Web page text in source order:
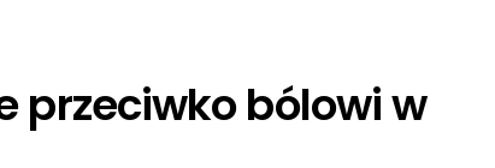
przeciwko bólowi w